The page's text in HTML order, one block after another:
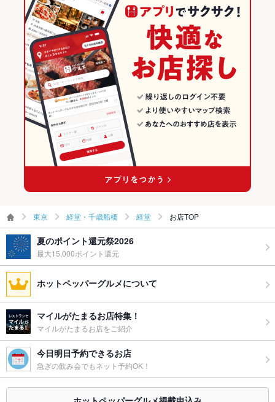
食べ放題 なし ：食べ放題コースはご用意ございません。
カクテル充実、焼酎充実、ワイン充実
お子様連れ お子様連れ歓迎
ウェディン
グパーティ
ー二次会
－
お祝い・サ
可
ペット同伴 可
ご要望がございましたら、お気軽にご相談ください。
くいもの屋わん 本厚木店
くいもの屋わん 川崎西口店
その他の関連店舗
イタリアン
経堂・千歳船橋 × イタリアン・フレンチ
経堂・千歳船橋 × イタリアン
経堂駅 × イタリアン・フレンチ
経堂駅 × イタリアン
東京 × 居酒屋
東京 × 洋・和洋・各国料理・その他
東京 × イタリアン・フレンチ
東京 × イタリアン
経堂・千歳船橋の居酒屋ランキング
経堂のグルメランキング
経堂の居酒屋ランキング
東京 経堂・千歳船橋 経堂 お店TOP
夏のポイント還元祭2026
最大15,000ポイント還元
ホットペッパーグルメについて
マイルがたまるお店特集！
マイルがたまるお店をご紹介
今日明日予約できるお店
急ぎの飲み会でもネット予約OK！